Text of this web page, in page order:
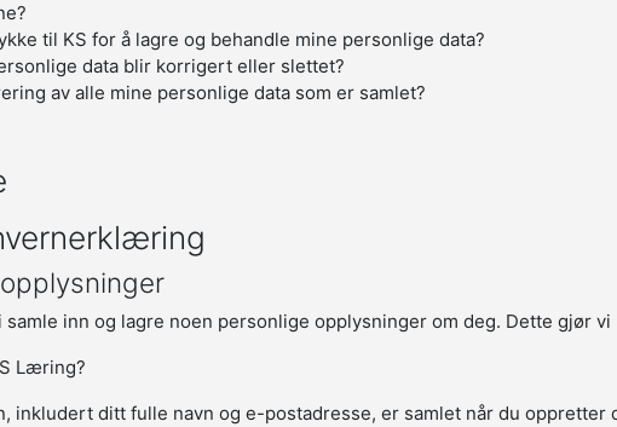
til KS for å lagre og behandle mine personlige data?
data blir korrigert eller slettet?
av alle mine personlige data som er samlet?
inn og lagre noen personlige opplysninger om deg. Dette gjør
Læring?
inkludert ditt fulle navn og e-postadresse, er samlet når du